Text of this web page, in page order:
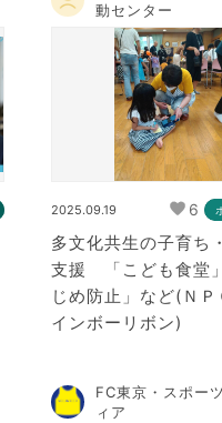
動センター
2025.09.19 6
多文化共生の子育ち
支援 「こども食堂
じめ防止」など(ＮＰ
インボーリボン)
FC東京・スポー
ィア